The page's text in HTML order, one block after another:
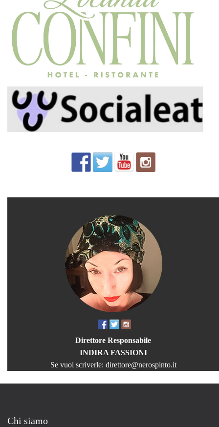
Direttore Responsabile
INDIRA FASSIONI
Se vuoi scriverle: direttore@nerospinto.it
Chi siamo